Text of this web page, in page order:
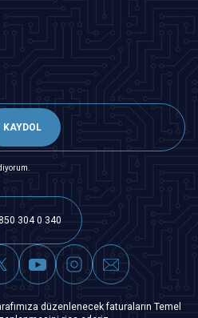
KAYDOL
304 0 340
düzenlenecek faturaların Temel